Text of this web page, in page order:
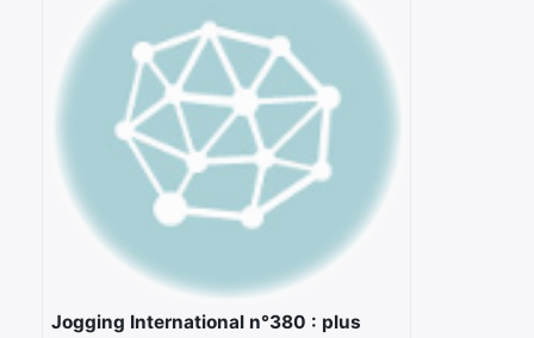
Jogging International n°380 : plus